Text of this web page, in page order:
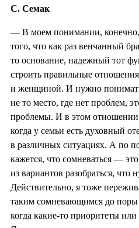
С. Семак
— В моем понимании, конечно,
того, что как раз венчанный
то основание, надежный тот
строить правильные
и женщиной. И нужно
не то место, где нет проблем,
проблемы. И в этом отношении
когда у семьи есть духовный
в различных ситуациях. А по
кажется, что сомневаться —
из вариантов разобраться, что
Действительно, я тоже
таким сомневающимся до поры
когда какие-то приоритеты